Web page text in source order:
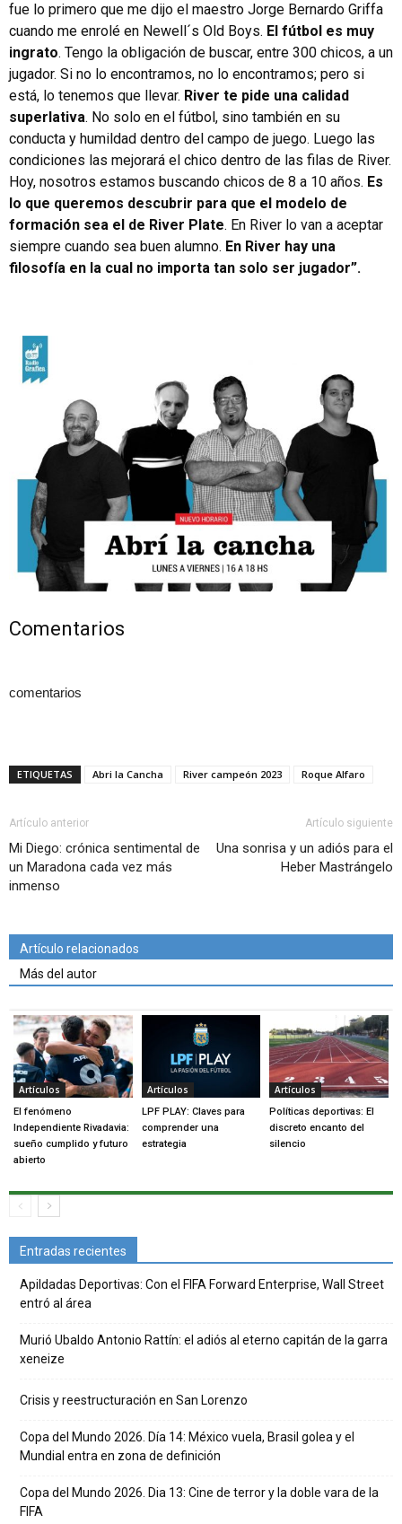
fue lo primero que me dijo el maestro Jorge Bernardo Griffa
cuando me enrolé en Newell´s Old Boys. El fútbol es muy
ingrato. Tengo la obligación de buscar, entre 300 chicos, a un
jugador. Si no lo encontramos, no lo encontramos; pero si
está, lo tenemos que llevar. River te pide una calidad
superlativa. No solo en el fútbol, sino también en su
conducta y humildad dentro del campo de juego. Luego las
condiciones las mejorará el chico dentro de las filas de River.
Hoy, nosotros estamos buscando chicos de 8 a 10 años. Es
lo que queremos descubrir para que el modelo de
formación sea el de River Plate. En River lo van a aceptar
siempre cuando sea buen alumno. En River hay una
filosofía en la cual no importa tan solo ser jugador”.
Comentarios
comentarios
ETIQUETAS Abri la Cancha River campeón 2023 Roque Alfaro
Artículo anterior
Mi Diego: crónica sentimental de
un Maradona cada vez más
inmenso
Artículo siguiente
Una sonrisa y un adiós para el
Heber Mastrángelo
Artículo relacionados
Más del autor
Artículos
El fenómeno
Independiente Rivadavia:
sueño cumplido y futuro
abierto
Artículos
LPF PLAY: Claves para
comprender una
estrategia
Artículos
Políticas deportivas: El
discreto encanto del
silencio
Entradas recientes
Apildadas Deportivas: Con el FIFA Forward Enterprise, Wall Street
entró al área
Murió Ubaldo Antonio Rattín: el adiós al eterno capitán de la garra
xeneize
Crisis y reestructuración en San Lorenzo
Copa del Mundo 2026. Día 14: México vuela, Brasil golea y el
Mundial entra en zona de definición
Copa del Mundo 2026. Dia 13: Cine de terror y la doble vara de la
FIFA